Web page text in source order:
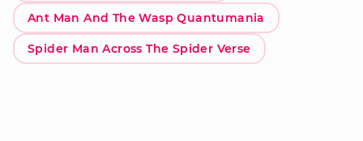
Ant Man And The Wasp Quantumania
Spider Man Across The Spider Verse